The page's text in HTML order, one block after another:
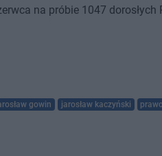
na próbie 1047 dorosłych
gowin jarosław kaczyński